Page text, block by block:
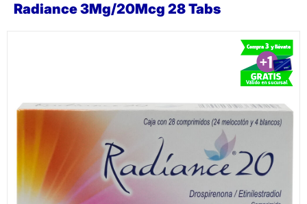
Radiance 3Mg/20Mcg 28 Tabs